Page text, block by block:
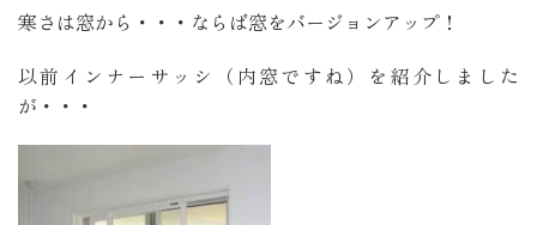
寒さは窓から・・・ならば窓をバージョンアップ！
以前インナーサッシ（内窓ですね）を紹介しました
が・・・